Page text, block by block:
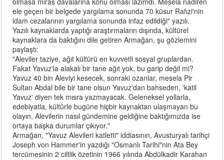
ele geçen bir belgede yargılama sonunda 70 küsur Rafızi'nin
idam cezalarının yargılama sonunda infaz edildiği" yazılı.
Yazılı kaynaklarda yaptığı araştırmaların dışında, kültürel
kaynaklara da baktığını dile getiren Armağan, şu gözlemini
paylaştı:
"Aleviler taziye, ağıt kültürü en kuvvetli sosyal gruplardan.
Fakat Yavuz'la alakalı bir tane ağıt yok, bu garip değil mi?
Yavuz 40 bin Aleviyi kesecek, sonraki ozanlar, mesela Pir
Sultan Abdal bile bir tane olsun Yavuz'dan bahseden, 'katil
Yavuz' diyen tek mısra yazmayacak. Geleneksel yollarla,
edebiyatla, kültürle bugüne hiçbir kaynaktan ulaşmayan bu
olayın, Alevilerin nasıl gündemine geldiğine baktığımızda ise
ortaya başka durumlar çıkıyor."
Armağan, "Yavuz Alevileri katletti" iddiasının, Avusturyalı tarihçi
Joseph von Hammer'in yazdığı "Osmanlı Tarihi"nin Ata Bey
tercümesinin 2 ciltlik özetinin 1966 yılında Abdülkadir Karahan